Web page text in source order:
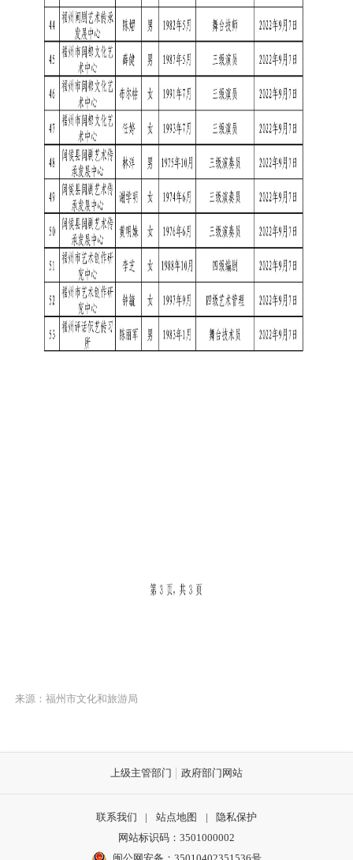
来源：福州市文化和旅游局
上级主管部门 政府部门网站
联系我们 | 站点地图 |
隐私保护
网站标识码：3501000002